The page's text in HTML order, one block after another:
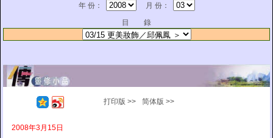
年 份：
月 份：
目 錄
打印版 >> 简体版 >>
2008年3月15日